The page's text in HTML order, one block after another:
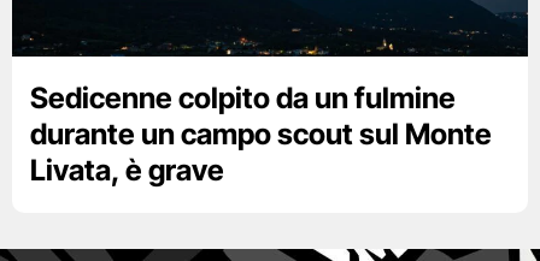
Sedicenne colpito da un fulmine
durante un campo scout sul Monte
Livata, è grave